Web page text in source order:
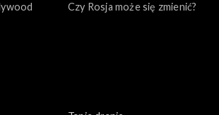
Czy Rosja może się zmienić?